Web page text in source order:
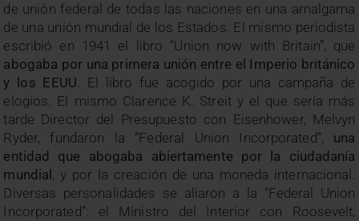
de unión federal de todas las naciones en una amalgama
de una unión mundial de los Estados. El mismo periodista
escribió en 1941 el libro “Union now with Britain”, que
abogaba por una primera unión entre el Imperio británico
y los EEUU. El libro fue acogido por una campaña de
elogios. El mismo Clarence K. Streit y el que sería más
tarde Director del Presupuesto con Eisenhower, Melvyn
Ryder, fundaron la “Federal Union Incorporated”, una
entidad que abogaba abiertamente por la ciudadanía
mundial , y por la creación de una moneda internacional.
Diversas personalidades se aliaron a la “Federal Union
Incorporated”: el Ministro del Interior con Roosevelt,